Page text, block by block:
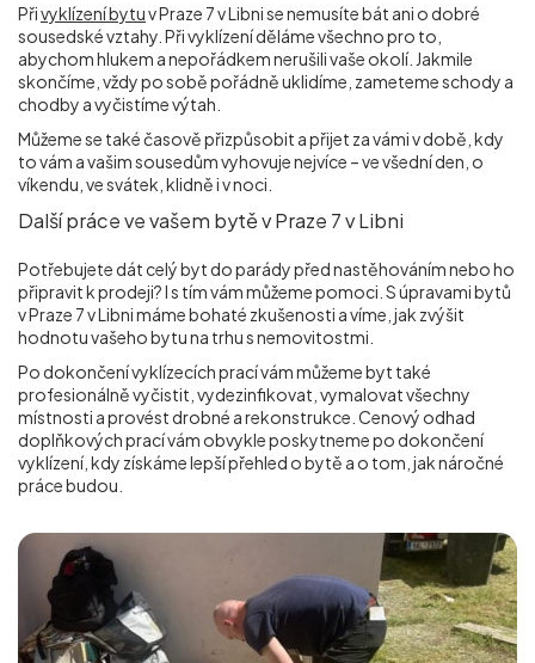
Přivyklízení bytuv Praze 7 v Libni se nemusíte bát ani o dobré
sousedské vztahy. Při vyklízení děláme všechno pro to,
abychom hlukem a nepořádkem nerušili vaše okolí. Jakmile
skončíme, vždy po sobě pořádně uklidíme, zameteme schody a
chodby a vyčistíme výtah.
Můžeme se také časově přizpůsobit a přijet za vámi v době, kdy
to vám a vašim sousedům vyhovuje nejvíce – ve všední den, o
víkendu, ve svátek, klidně i v noci.
Další práce ve vašem bytě v Praze 7 v Libni
Potřebujete dát celý byt do parády před nastěhováním nebo ho
připravit k prodeji? I s tím vám můžeme pomoci. S úpravami bytů
v Praze 7 v Libni máme bohaté zkušenosti a víme, jak zvýšit
hodnotu vašeho bytu na trhu s nemovitostmi.
Po dokončení vyklízecích prací vám můžeme byt také
profesionálně vyčistit, vydezinfikovat, vymalovat všechny
místnosti a provést drobné a rekonstrukce. Cenový odhad
doplňkových prací vám obvykle poskytneme po dokončení
vyklízení, kdy získáme lepší přehled o bytě a o tom, jak náročné
práce budou.